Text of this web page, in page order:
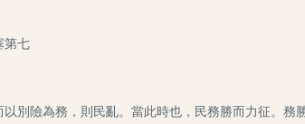
第七
險為務，則民亂。當此時也，民務勝而力征。務